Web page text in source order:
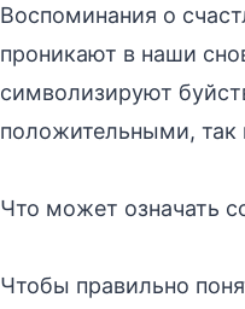
Воспоминания о
проникают в наши
символизируют
положительными, так
Что может означать
Чтобы правильно